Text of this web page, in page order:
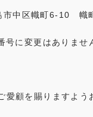
変
知
中区幟町6-10 幟
号に変更はありませ
愛顧を賜りますよう